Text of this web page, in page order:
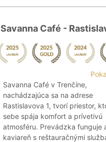
Savanna Café -
Savanna Café v Trenčíne,
nachádzajúca sa na adrese
Rastislavova 1, tvorí priestor,
sebe spája komfort a prívetivú
atmosféru. Prevádzka funguje
kaviareň s reštauračnými